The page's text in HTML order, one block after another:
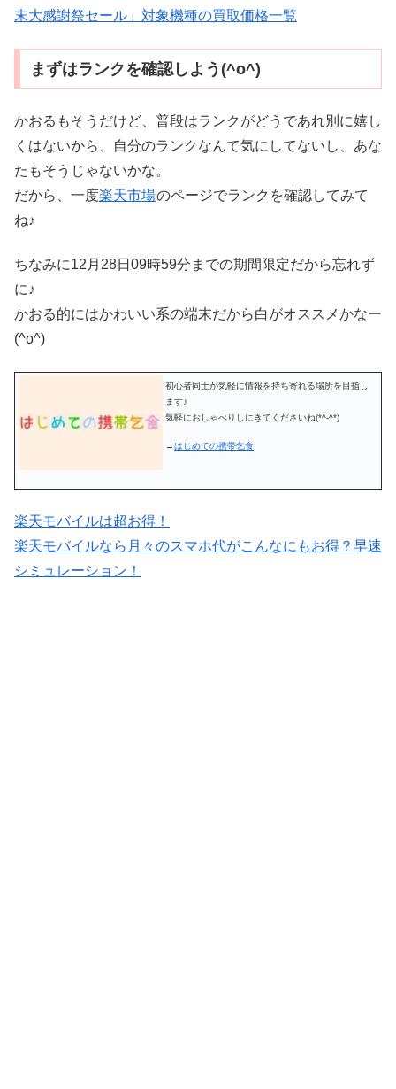
末大感謝祭セール」対象機種の買取価格一覧
まずはランクを確認しよう(^o^)
かおるもそうだけど、普段はランクがどうであれ別に嬉し
くはないから、自分のランクなんて気にしてないし、あな
たもそうじゃないかな。
だから、一度楽天市場のページでランクを確認してみて
ね♪
ちなみに12月28日09時59分までの期間限定だから忘れず
に♪
かおる的にはかわいい系の端末だから白がオススメかなー
(^o^)
初心者同士が気軽に情報を持ち寄れる場所を目指し
ます♪
気軽におしゃべりしにきてくださいね(*^-^*)
→はじめての携帯乞食
楽天モバイルは超お得！
楽天モバイルなら月々のスマホ代がこんなにもお得？早速
シミュレーション！